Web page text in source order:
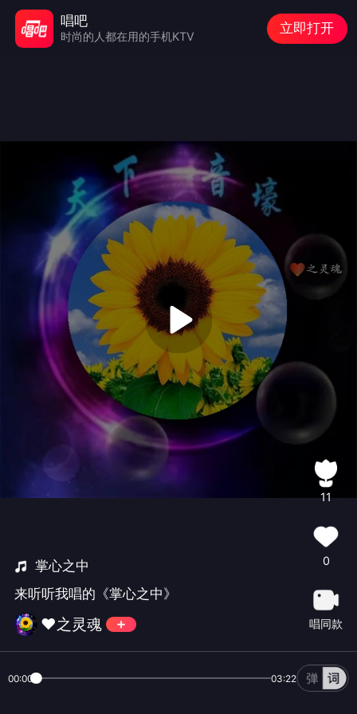
掌心之中
来听听我唱的《掌心之中》
❤之灵魂
11
0
唱同款
00:00 03:22
唱吧
时尚的人都在用的手机KTV
立即打开